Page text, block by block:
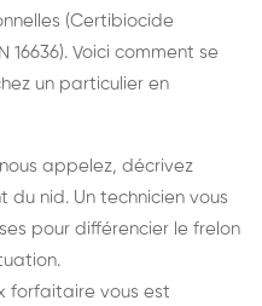
(Certibiocide
Voici comment se
un particulier en
appelez, décrivez
du nid. Un technicien vous
pour différencier le frelon
forfaitaire vous est